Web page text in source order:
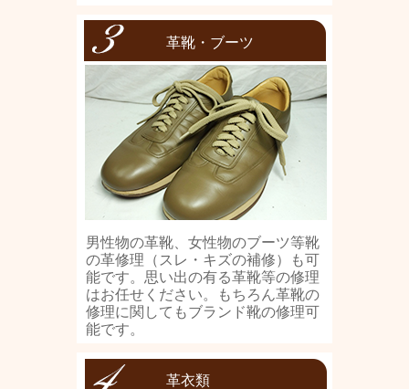
革靴・ブーツ
男性物の革靴、女性物のブーツ等靴
の革修理（スレ・キズの補修）も可
能です。思い出の有る革靴等の修理
はお任せください。もちろん革靴の
修理に関してもブランド靴の修理可
能です。
革衣類